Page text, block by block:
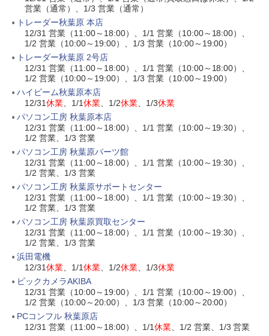
営業（通常）、1/3 営業（通常）
トレーダー秋葉原 本店
12/31 営業（11:00～18:00）、1/1 営業（10:00～18:00）、
1/2 営業（10:00～19:00）、1/3 営業（10:00～19:00）
トレーダー秋葉原 2号店
12/31 営業（11:00～18:00）、1/1 営業（10:00～18:00）、
1/2 営業（10:00～19:00）、1/3 営業（10:00～19:00）
ハイビーム秋葉原本店
12/31休業、1/1休業、1/2休業、1/3休業
パソコン工房 秋葉原本店
12/31 営業（11:00～18:00）、1/1 営業（10:00～19:30）、
1/2 営業、1/3 営業
パソコン工房 秋葉原パーツ館
12/31 営業（11:00～18:00）、1/1 営業（10:00～19:30）、
1/2 営業、1/3 営業
パソコン工房 秋葉原サポートセンター
12/31 営業（11:00～18:00）、1/1 営業（10:00～19:30）、
1/2 営業、1/3 営業
パソコン工房 秋葉原買取センター
12/31 営業（11:00～18:00）、1/1 営業（10:00～19:30）、
1/2 営業、1/3 営業
浜田電機
12/31休業、1/1休業、1/2休業、1/3休業
ビックカメラAKIBA
12/31 営業（10:00～19:00）、1/1 営業（10:00～19:00）、
1/2 営業（10:00～20:00）、1/3 営業（10:00～20:00）
PCコンフル 秋葉原店
12/31 営業（11:00～18:00）、1/1休業、1/2 営業、1/3 営業